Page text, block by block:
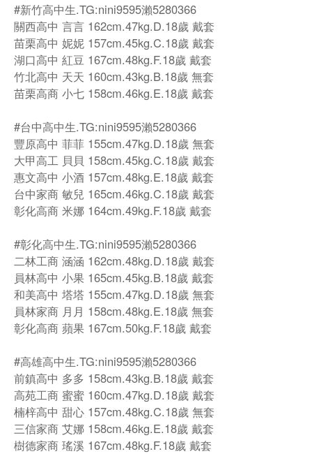
#新竹高中生.TG:nini9595瀨5280366
關西高中 言言 162cm.47kg.D.18歲 戴套
苗栗高中 妮妮 157cm.45kg.C.18歲 戴套
湖口高中 紅豆 167cm.48kg.F.18歲 戴套
竹北高中 天天 160cm.43kg.B.18歲 無套
苗栗高商 小七 158cm.46kg.E.18歲 戴套
#台中高中生.TG:nini9595瀨5280366
豐原高中 菲菲 155cm.47kg.D.18歲 無套
大甲高工 貝貝 158cm.45kg.C.18歲 戴套
惠文高中 小酒 157cm.48kg.E.18歲 戴套
台中家商 敏兒 165cm.46kg.C.18歲 戴套
彰化高商 米娜 164cm.49kg.F.18歲 戴套
#彰化高中生.TG:nini9595瀨5280366
二林工商 涵涵 162cm.48kg.D.18歲 戴套
員林高中 小果 165cm.45kg.B.18歲 戴套
和美高中 塔塔 155cm.47kg.D.18歲 無套
員林家商 月月 158cm.48kg.E.18歲 無套
彰化高商 蘋果 167cm.50kg.F.18歲 戴套
#高雄高中生.TG:nini9595瀨5280366
前鎮高中 多多 158cm.43kg.B.18歲 戴套
高苑工商 蜜蜜 160cm.47kg.D.18歲 戴套
楠梓高中 甜心 157cm.48kg.C.18歲 無套
三信家商 艾娜 158cm.46kg.E.18歲 戴套
樹德家商 瑤溪 167cm.48kg.F.18歲 戴套